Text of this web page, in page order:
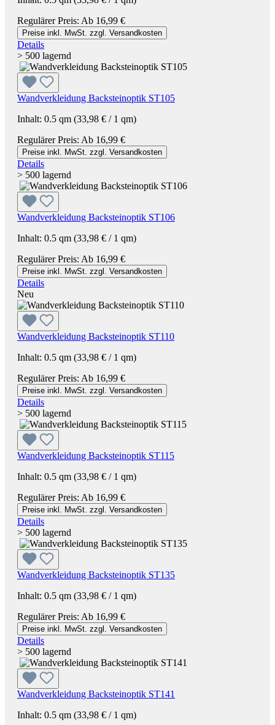
Regulärer Preis: Ab 16,99 €
Preise inkl. MwSt. zzgl. Versandkosten
Details
> 500 lagernd
Wandverkleidung Backsteinoptik ST105
Inhalt: 0.5 qm (33,98 € / 1 qm)
Regulärer Preis: Ab 16,99 €
Preise inkl. MwSt. zzgl. Versandkosten
Details
> 500 lagernd
Wandverkleidung Backsteinoptik ST106
Inhalt: 0.5 qm (33,98 € / 1 qm)
Regulärer Preis: Ab 16,99 €
Preise inkl. MwSt. zzgl. Versandkosten
Details
Neu
Wandverkleidung Backsteinoptik ST110
Inhalt: 0.5 qm (33,98 € / 1 qm)
Regulärer Preis: Ab 16,99 €
Preise inkl. MwSt. zzgl. Versandkosten
Details
> 500 lagernd
Wandverkleidung Backsteinoptik ST115
Inhalt: 0.5 qm (33,98 € / 1 qm)
Regulärer Preis: Ab 16,99 €
Preise inkl. MwSt. zzgl. Versandkosten
Details
> 500 lagernd
Wandverkleidung Backsteinoptik ST135
Inhalt: 0.5 qm (33,98 € / 1 qm)
Regulärer Preis: Ab 16,99 €
Preise inkl. MwSt. zzgl. Versandkosten
Details
> 500 lagernd
Wandverkleidung Backsteinoptik ST141
Inhalt: 0.5 qm (33,98 € / 1 qm)